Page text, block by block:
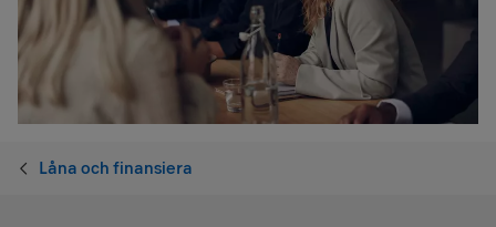
Låna och finansiera